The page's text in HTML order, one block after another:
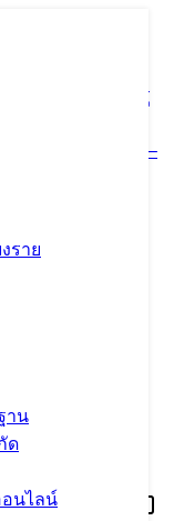
ราย
าน
ด
อนไลน์
รศึกษา ตำแหน่งครู
เชียงราย ปี พ.ศ.
ล ระหว่างวันที่ 13 –
ากร
เรียนวิทยา
ชียงราย ปี
นแบบ
– 24
PR SESAOCR